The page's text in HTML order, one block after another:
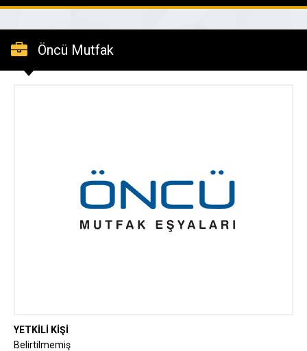
Öncü Mutfak
YETKİLİ KİŞİ
Belirtilmemiş